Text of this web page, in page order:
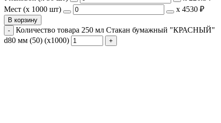
Мест (x 1000 шт)
х 4530 ₽
В корзину
Количество товара 250 мл Стакан бумажный "КРАСНЫЙ"
d80 мм (50) (х1000)